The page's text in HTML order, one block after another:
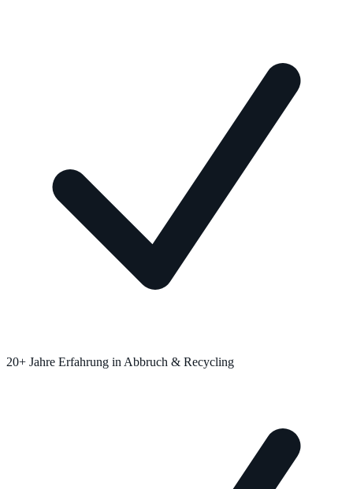
20+ Jahre Erfahrung in Abbruch & Recycling